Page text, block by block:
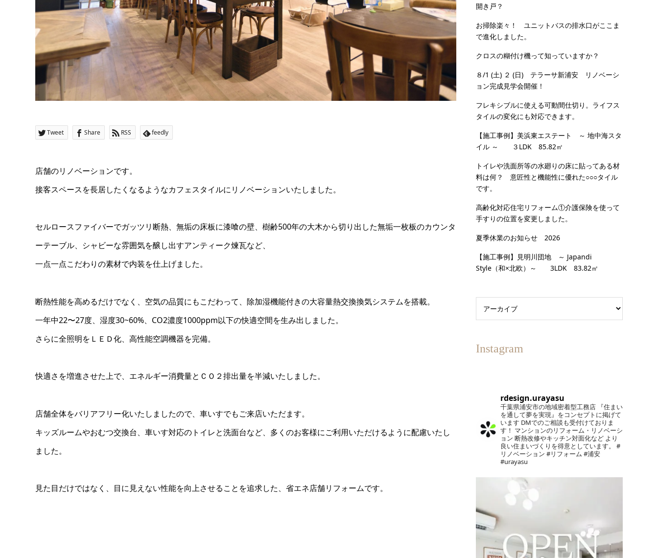
Tweet Share RSS feedly
店舗のリノベーションです。
接客スペースを長居したくなるようなカフェスタイルにリノベーションいたしました。
セルロースファイバーでガッツリ断熱、無垢の床板に漆喰の壁、樹齢500年の大木から切り出した無垢一枚板のカウンタ
ーテーブル、シャビーな雰囲気を醸し出すアンティーク煉瓦など、
一点一点こだわりの素材で内装を仕上げました。
断熱性能を高めるだけでなく、空気の品質にもこだわって、除加湿機能付きの大容量熱交換換気システムを搭載。
一年中22〜27度、湿度30~60%、CO2濃度1000ppm以下の快適空間を生み出しました。
さらに全照明をＬＥＤ化、高性能空調機器を完備。
快適さを増進させた上で、エネルギー消費量とＣＯ２排出量を半減いたしました。
店舗全体をバリアフリー化いたしましたので、車いすでもご来店いただます。
キッズルームやおむつ交換台、車いす対応のトイレと洗面台など、多くのお客様にご利用いただけるように配慮いたし
ました。
見た目だけではなく、目に見えない性能を向上させることを追求した、省エネ店舗リフォームです。
開き戸？
お掃除楽々！ ユニットバスの排水口がここま
で進化しました。
クロスの糊付け機って知っていますか？
８/1 (土) ２ (日) テラーサ新浦安 リノベーシ
ョン完成見学会開催！
フレキシブルに使える可動間仕切り。ライフス
タイルの変化にも対応できます。
【施工事例】美浜東エステート ～ 地中海スタ
イル ～ ３LDK 85.82㎡
トイレや洗面所等の水廻りの床に貼ってある材
料は何？ 意匠性と機能性に優れた○○○タイル
です。
高齢化対応住宅リフォーム①介護保険を使って
手すりの位置を変更しました。
夏季休業のお知らせ 2026
【施工事例】見明川団地 ～ Japandi
Style（和×北欧）～ 3LDK 83.82㎡
Instagram
rdesign.urayasu
千葉県浦安市の地域密着型工務店 『住まい
を通して夢を実現』をコンセプトに掲げて
います DMでのご相談も受付けておりま
す！ マンションのリフォーム・リノベーシ
ョン 断熱改修やキッチン対面化など より
良い住まいづくりを得意としています。
#
リノベーション #リフォーム #浦安
#urayasu